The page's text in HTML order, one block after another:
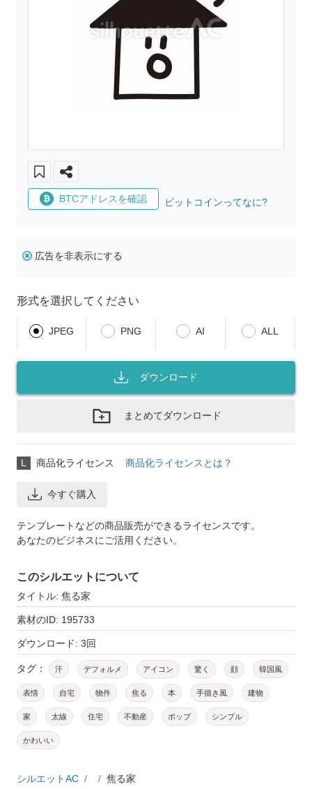
BTCアドレスを確認 ビットコインってなに?
広告を非表示にする
形式を選択してください
JPEG PNG AI ALL
ダウンロード
まとめてダウンロード
L 商品化ライセンス 商品化ライセンスとは？
今すぐ購入
テンプレートなどの商品販売ができるライセンスです。
あなたのビジネスにご活用ください。
このシルエットについて
タイトル: 焦る家
素材のID: 195733
ダウンロード: 3回
タグ： 汗 デフォルメ アイコン 驚く 顔 韓国風
表情 自宅 物件 焦る 本 手描き風 建物
家 太線 住宅 不動産 ポップ シンプル
かわいい
シルエットAC 焦る家